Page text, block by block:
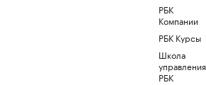
РБК
Компании
РБК Курсы
Школа
управления
РБК